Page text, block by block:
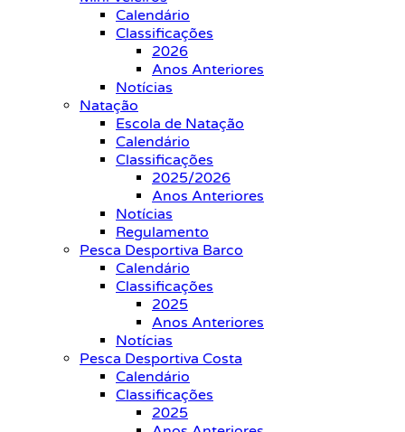
Calendário
Classificações
2026
Anos Anteriores
Notícias
Natação
Escola de Natação
Calendário
Classificações
2025/2026
Anos Anteriores
Notícias
Regulamento
Pesca Desportiva Barco
Calendário
Classificações
2025
Anos Anteriores
Notícias
Pesca Desportiva Costa
Calendário
Classificações
2025